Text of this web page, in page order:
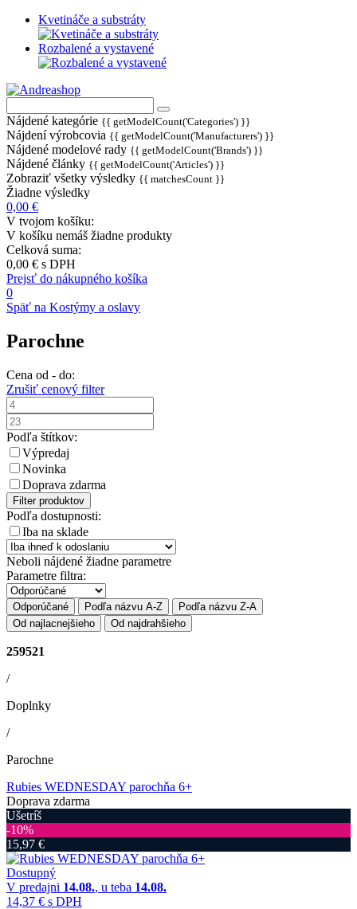
Kvetináče a substráty
Rozbalené a vystavené
Nájdené kategórie {{ getModelCount('Categories') }}
Nájdení výrobcovia {{ getModelCount('Manufacturers') }}
Nájdené modelové rady {{ getModelCount('Brands') }}
Nájdené články {{ getModelCount('Articles') }}
Zobraziť všetky výsledky {{ matchesCount }}
Žiadne výsledky
0,00 €
V tvojom košíku:
V košíku nemáš žiadne produkty
Celková suma:
0,00 € s DPH
Prejsť do nákupného košíka
0
Späť na Kostýmy a oslavy
Parochne
Cena od - do:
Zrušiť cenový filter
Podľa štítkov:
Výpredaj
Novinka
Doprava zdarma
Filter produktov
Podľa dostupnosti:
Iba na sklade
Neboli nájdené žiadne parametre
Parametre filtra:
Odporúčané Podľa názvu A-Z
Podľa názvu Z-A
Od najlacnejšieho
Od najdrahšieho
259521
/
Doplnky
/
Parochne
Rubies WEDNESDAY parochňa 6+
Doprava zdarma
Ušetríš
‐10%
15,97 €
Dostupný
V predajni 14.08., u teba 14.08.
14,37 € s DPH